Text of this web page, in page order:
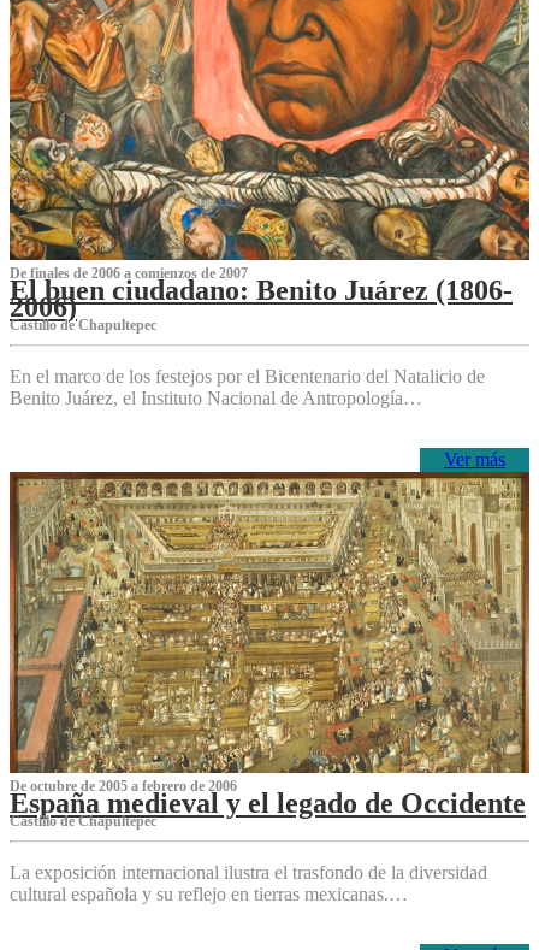
De finales de 2006 a comienzos de 2007
El buen ciudadano: Benito Juárez (1806-
2006)
Castillo de Chapultepec
En el marco de los festejos por el Bicentenario del Natalicio de
Benito Juárez, el Instituto Nacional de Antropología…
Ver más
De octubre de 2005 a febrero de 2006
España medieval y el legado de Occidente
Castillo de Chapultepec
La exposición internacional ilustra el trasfondo de la diversidad
cultural española y su reflejo en tierras mexicanas.…